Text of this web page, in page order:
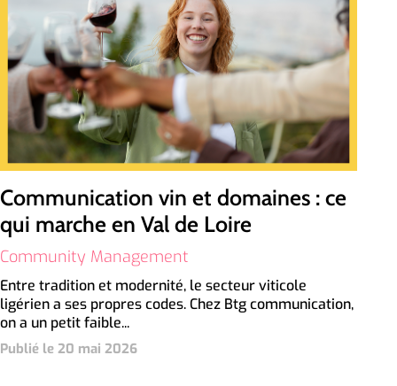
Communication vin et domaines : ce
qui marche en Val de Loire
Community Management
Entre tradition et modernité, le secteur viticole
ligérien a ses propres codes. Chez Btg communication,
on a un petit faible...
Publié le 20 mai 2026